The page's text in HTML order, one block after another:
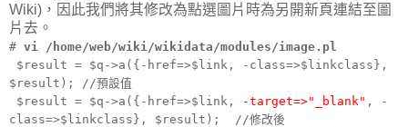
Wiki)，因此我們將其修改為點選圖片時為另開新頁連結至圖
片去。
# vi /home/web/wiki/wikidata/modules/image.pl
$result = $q->a({-href=>$link, -class=>$linkclass},
$result); //預設值
$result = $q->a({-href=>$link,
-target=>"_blank" , -
class=>$linkclass}, $result); //修改後